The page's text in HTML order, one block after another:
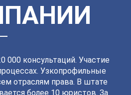
Октябрьский
Петроградский
Пушкинский
Сестрорецкий
000 консультаций. Участие
Узкопрофильные
отраслям права. В штате
более 10 юристов. За